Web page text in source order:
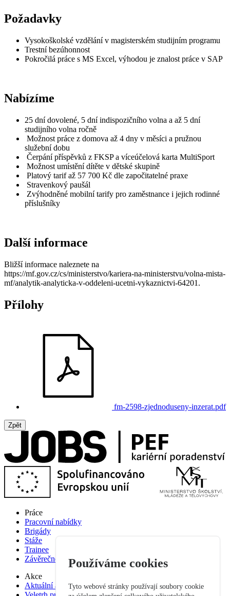
Požadavky
Vysokoškolské vzdělání v magisterském studijním programu
Trestní bezúhonnost
Pokročilá práce s MS Excel, výhodou je znalost práce v SAP
Nabízíme
25 dní dovolené, 5 dní indispozičního volna a až 5 dní
studijního volna ročně
Možnost práce z domova až 4 dny v měsíci a pružnou
služební dobu
Čerpání příspěvků z FKSP a víceúčelová karta MultiSport
Možnost umístění dítěte v dětské skupině
Platový tarif až 57 700 Kč dle započitatelné praxe
Stravenkový paušál
Zvýhodněné mobilní tarify pro zaměstnance i jejich rodinné
příslušníky
Další informace
Bližší informace naleznete na
https://mf.gov.cz/cs/ministerstvo/kariera-na-ministerstvu/volna-mista-
mf/analytik-analyticka-v-oddeleni-ucetni-vykaznictvi-64201.
Přílohy
fm-2598-zjednoduseny-inzerat.pdf
Zpět
Práce
Pracovní nabídky
Brigády
Stáže
Trainee
Závěrečné práce
Akce
Aktuální akce
Používáme cookies
Tyto webové stránky používají soubory cookie